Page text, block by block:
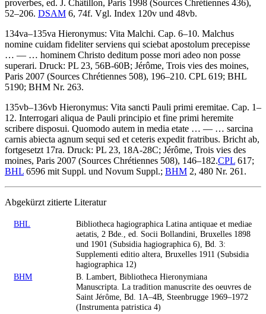
proverbes, ed. J. Châtillon, Paris 1998 (Sources Chrétiennes 436),
52–206. DSAM 6, 74f. Vgl. Index 120v und 48vb.
134va–135va Hieronymus: Vita Malchi. Cap. 6–10. Malchus
nomine cuidam fideliter serviens qui sciebat apostolum precepisse
… — … hominem Christo deditum posse mori adeo non posse
superari. Druck: PL 23, 56B-60B; Jérôme, Trois vies des moines,
Paris 2007 (Sources Chrétiennes 508), 196–210. CPL 619; BHL
5190; BHM Nr. 263.
135vb–136vb Hieronymus: Vita sancti Pauli primi eremitae. Cap. 1–
12. Interrogari aliqua de Pauli principio et fine primi heremite
scribere disposui. Quomodo autem in media etate … — … sarcina
carnis abiecta agnum sequi sed et ceteris expedit fratribus. Bricht ab,
fortgesetzt 17ra. Druck: PL 23, 18A-28C; Jérôme, Trois vies des
moines, Paris 2007 (Sources Chrétiennes 508), 146–182.CPL 617;
BHL 6596 mit Suppl. und Novum Suppl.; BHM 2, 480 Nr. 261.
Abgekürzt zitierte Literatur
BHL
Bibliotheca hagiographica Latina antiquae et mediae
aetatis, 2 Bde., ed. Socii Bollandini, Bruxelles 1898
und 1901 (Subsidia hagiographica 6), Bd. 3:
Supplementi editio altera, Bruxelles 1911 (Subsidia
hagiographica 12)
BHM
B. Lambert, Bibliotheca Hieronymiana
Manuscripta. La tradition manuscrite des oeuvres de
Saint Jérôme, Bd. 1A–4B, Steenbrugge 1969–1972
(Instrumenta patristica 4)